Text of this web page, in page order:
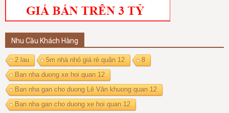
Nhu Cầu Khách Hàng
2 lau 5m nhà nhỏ giá rẻ quận 12
8
Ban nha duong xe hoi quan 12
Ban nha gan cho duong Lê Văn khuong quan 12
Ban nha gan cho duong xe hoi quan 12